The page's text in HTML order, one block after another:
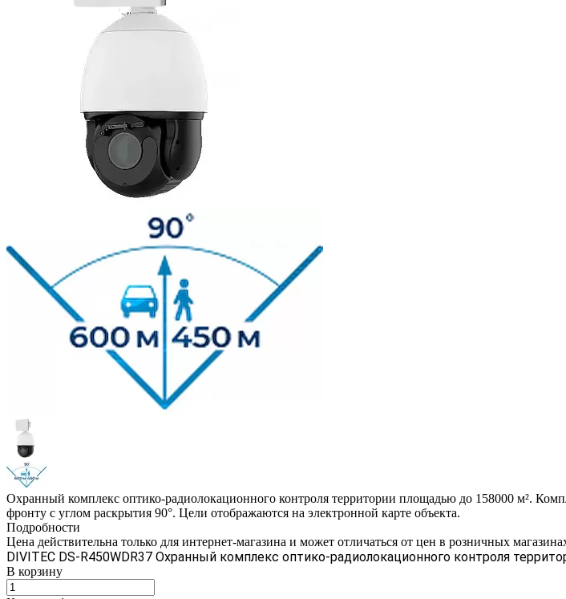
Охранный комплекс оптико-радиолокационного контроля территории площадью до 158000 м².
фронту с углом раскрытия 90°. Цели отображаются на электронной карте объекта.
Подробности
Цена действительна только для интернет-магазина и может отличаться от цен в розничных
DIVITEC DS-R450WDR37 Охранный комплекс оптико-радиолокационного контроля
В корзину